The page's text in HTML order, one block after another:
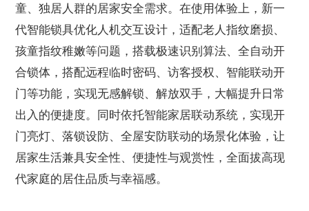
童、独居人群的居家安全需求。在使用体验上，新一
代智能锁具优化人机交互设计，适配老人指纹磨损、
孩童指纹稚嫩等问题，搭载极速识别算法、全自动开
合锁体，搭配远程临时密码、访客授权、智能联动开
门等功能，实现无感解锁、解放双手，大幅提升日常
出入的便捷度。同时依托智能家居联动系统，实现开
门亮灯、落锁设防、全屋安防联动的场景化体验，让
居家生活兼具安全性、便捷性与观赏性，全面拔高现
代家庭的居住品质与幸福感。